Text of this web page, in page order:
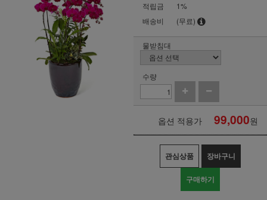
적립금
1%
배송비
(무료)
물받침대
수량
옵션 적용가 99,000원
관심상품 장바구니
구매하기